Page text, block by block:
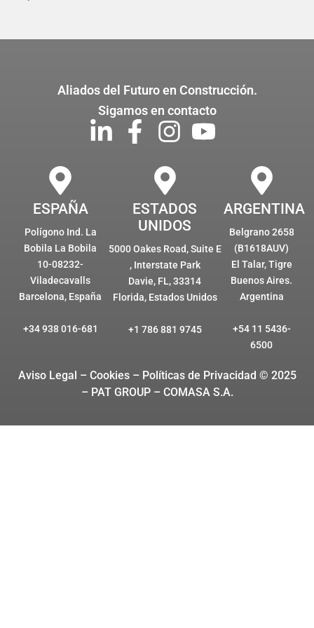
Aliados del Futuro en Construcción.
Sigamos en contacto
ESPAÑA
Polígono Ind. La
Bobila La Bobila
10-08232-
Viladecavalls
Barcelona, España
+34 938 016-681
ESTADOS
UNIDOS
5000 Oakes Road, Suite E
, Interstate Park
Davie, FL, 33314
Florida, Estados Unidos
+1 786 881 9745
ARGENTINA
Belgrano 2658
(B1618AUV)
El Talar, Tigre
Buenos Aires.
Argentina
+54 11 5436-
6500
Aviso Legal – Cookies– Políticas de Privacidad © 2025
– PAT GROUP – COMASA S.A.